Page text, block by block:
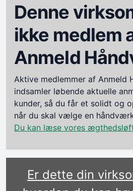
Denne
ikke medlem
Anmeld
Aktive medlemmer af Anmeld
indsamler løbende aktuelle
kunder, så du får et solidt og
når du skal vælge en
Du kan læse vores
Er dette din